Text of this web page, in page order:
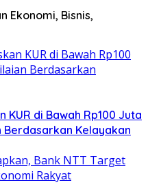
Ekonomi, Bisnis,
KUR di Bawah Rp100 Juta
Berdasarkan Kelayakan